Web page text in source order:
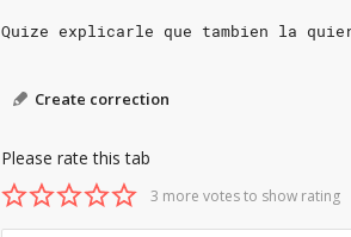
Quize explicarle que tambien la
Create correction
Please rate this tab
3 more votes to show rating